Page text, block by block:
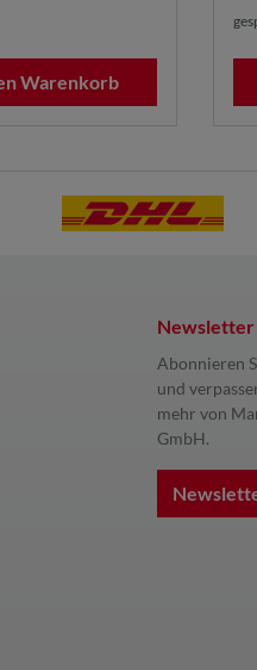
Warenkorb
Newsletter
Abonnieren
und
mehr von
GmbH.